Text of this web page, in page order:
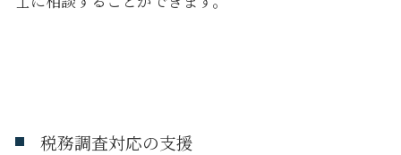
税務調査対応の支援